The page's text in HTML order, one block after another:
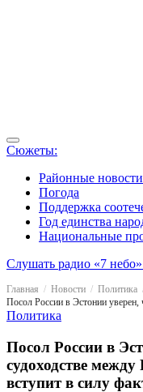
Сюжеты:
Районные новости
Погода
Поддержка
Год единства
Национальные
Слушать радио «7
Главная Новости
Политика
Политика
Посол России в
судоходстве
вступит в силу